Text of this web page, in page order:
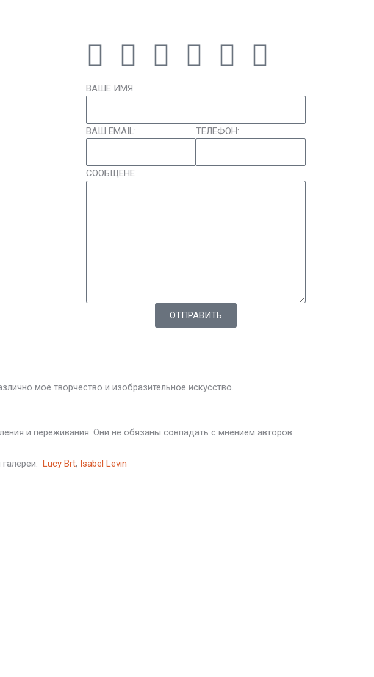
ВАШЕ ИМЯ:
ВАШ EMAIL: ТЕЛЕФОН:
СООБЩЕНЕ
ОТПРАВИТЬ
моё творчество и изобразительное искусство.
и переживания. Они не обязаны совпадать с мнением авторов.
Lucy Brt, Isabel Levin